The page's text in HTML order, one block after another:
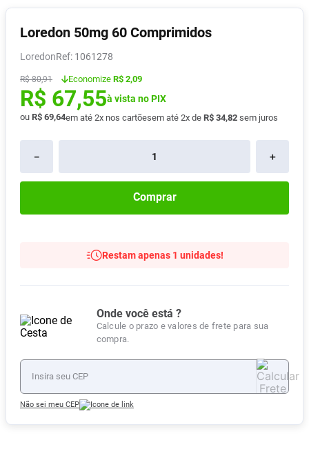
Loredon 50mg 60 Comprimidos
Loredon : 1061278
R$ 80,91 Economize R$ 2,09
R$ 67,55à vista no PIX
ou R$ 69,64em até 2x nos cartõesem até 2x de R$ 34,82 sem juros
＋
－
Comprar
Restam apenas 1 unidades!
Onde você está ?
Calcule o prazo e valores de frete para sua
compra.
Não sei meu CEP
5º Fralda G
6º Shampoo
7º Desodorante
8º Absorvente
9 Lavitan
10º Vitamina D